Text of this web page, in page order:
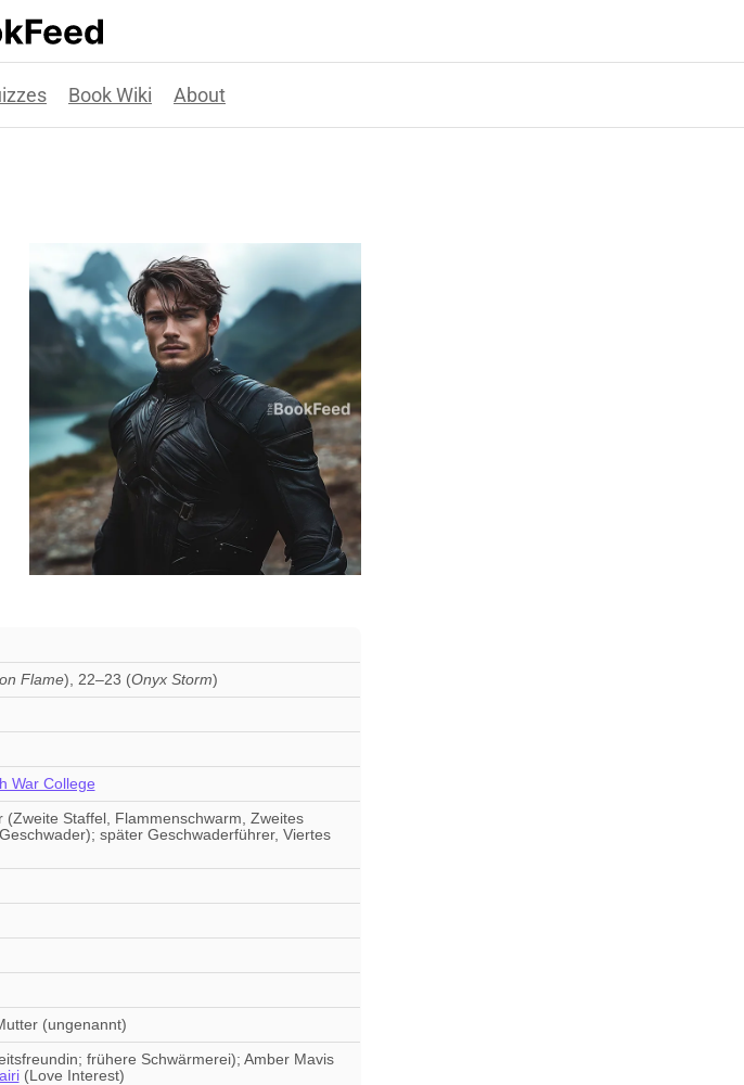
Book Wiki About
Flame), 22–23 (Onyx Storm)
War College
(Zweite Staffel, Flammenschwarm, Zweites
später Geschwaderführer, Viertes
(ungenannt)
frühere Schwärmerei); Amber Mavis
(Love Interest)